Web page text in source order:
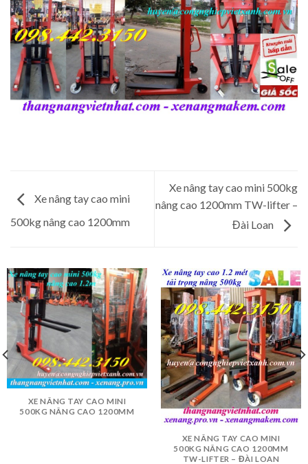
Xe nâng tay cao mini
500kg nâng cao 1200mm
Xe nâng tay cao mini 500kg
nâng cao 1200mm TW-lifter –
Đài Loan
XE NÂNG TAY CAO MINI
500KG NÂNG CAO 1200MM
XE NÂNG TAY CAO MINI
500KG NÂNG CAO 1200MM
TW-LIFTER – ĐÀI LOAN